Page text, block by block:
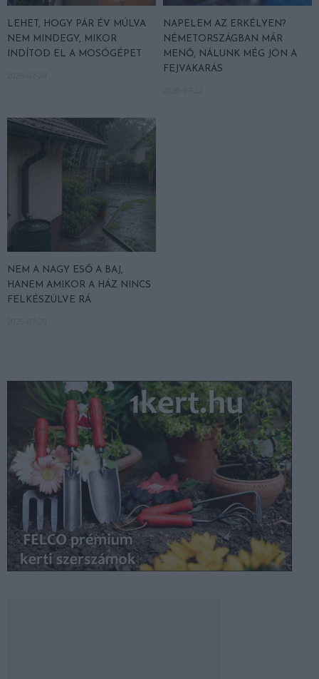
LEHET, HOGY PÁR ÉV MÚLVA
NEM MINDEGY, MIKOR
INDÍTOD EL A MOSÓGÉPET
NAPELEM AZ ERKÉLYEN?
NÉMETORSZÁGBAN MÁR
MENŐ, NÁLUNK MÉG JÖN A
FEJVAKARÁS
NEM A NAGY ESŐ A BAJ,
HANEM AMIKOR A HÁZ NINCS
FELKÉSZÜLVE RÁ